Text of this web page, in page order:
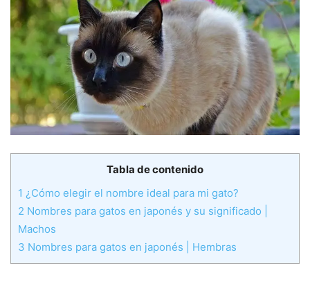
Tabla de contenido
1 ¿Cómo elegir el nombre ideal para mi gato?
2 Nombres para gatos en japonés y su significado |
Machos
3 Nombres para gatos en japonés | Hembras